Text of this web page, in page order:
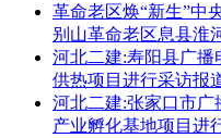
革命老区焕“新生”中
别山革命老区息县淮
河北二建:寿阳县广播
供热项目进行采访报
河北二建:张家口市
产业孵化基地项目进